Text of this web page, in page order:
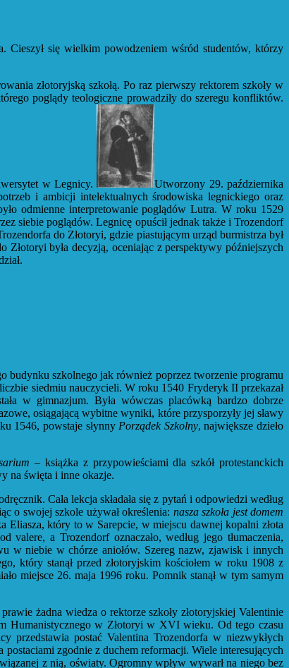
Cieszył się wielkim powodzeniem wśród studentów, którzy
złotoryjską szkołą. Po raz pierwszy rektorem szkoły w
poglądy teologiczne prowadziły do szeregu konfliktów.
w Legnicy.
Utworzony 29. października
i ambicji intelektualnych środowiska legnickiego oraz
odmienne interpretowanie poglądów Lutra. W roku 1529
siebie poglądów. Legnicę opuścił jednak także i Trozendorf
do Złotoryi, gdzie piastującym urząd burmistrza był
była decyzją, oceniając z perspektywy późniejszych
budynku szkolnego jak również poprzez tworzenie programu
siedmiu nauczycieli. W roku 1540 Fryderyk II przekazał
w gimnazjum. Była wówczas placówką bardzo dobrze
osiągającą wybitne wyniki, które przysporzyły jej sławy
1546, powstaje słynny Porządek Szkolny, największe dzieło
– książka z przypowieściami dla szkół protestanckich
na święta i inne okazje.
Cała lekcja składała się z pytań i odpowiedzi według
o swojej szkole używał określenia: nasza szkoła jest domem
Eliasza, który to w Sarepcie, w miejscu dawnej kopalni złota
a Trozendorf oznaczało, według jego tłumaczenia,
w niebie w chórze aniołów. Szereg nazw, zjawisk i innych
który stanął przed złotoryjskim kościołem w roku 1908 z
miejsce 26. maja 1996 roku. Pomnik stanął w tym samym
żadna wiedza o rektorze szkoły złotoryjskiej Valentinie
Humanistycznego w Złotoryi w XVI wieku. Od tego czasu
przedstawia postać Valentina Trozendorfa w niezwykłych
zgodnie z duchem reformacji. Wiele interesujących
z nią, oświaty. Ogromny wpływ wywarł na niego bez